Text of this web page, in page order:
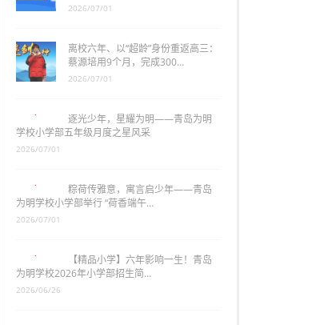
2026/07/01
离校六年、以“超龄”身份重返高三：
蔡源培用9个月，完成300…
2026/07/01
逐光少年，星耀为明——青岛为明
学校小学部五年级月度之星风采
粽荷传雅意，寓言启少年——青岛
为明学校小学部举行 “荷香端午…
【精品小学】六年影响一生！青岛
为明学校2026年小学部招生简…